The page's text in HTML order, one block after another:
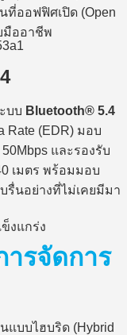
ที่ออฟฟิศเปิด (Open
มืออาชีพ
บบ Bluetooth® 5.4
Rate (EDR) มอบ
และรองรับ
เมตร พร้อมมอบ
รื่นอย่างที่ไม่เคยมีมา
งแกร่ง
รจัดการ
บบไฮบริด (Hybrid